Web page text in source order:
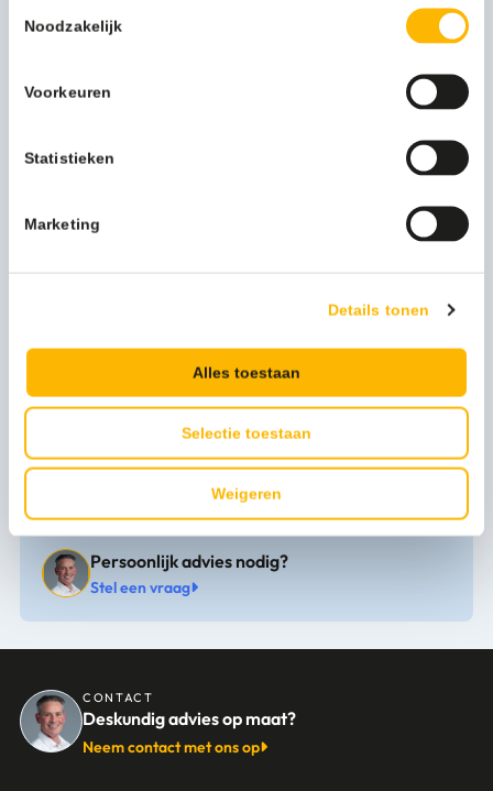
Noodzakelijk
Voorkeuren
Statistieken
Marketing
Details tonen
Alles toestaan
Selectie toestaan
Weigeren
Meer productinformatie
Model
Artikel diameter mm 125
125
Persoonlijk advies nodig?
Stel een vraag
CONTACT
Deskundig advies op maat?
Neem contact met ons op